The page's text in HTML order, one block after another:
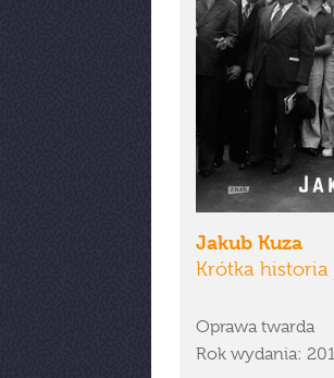
Jakub Kuza
Krótka
Oprawa twarda
Rok wydania: